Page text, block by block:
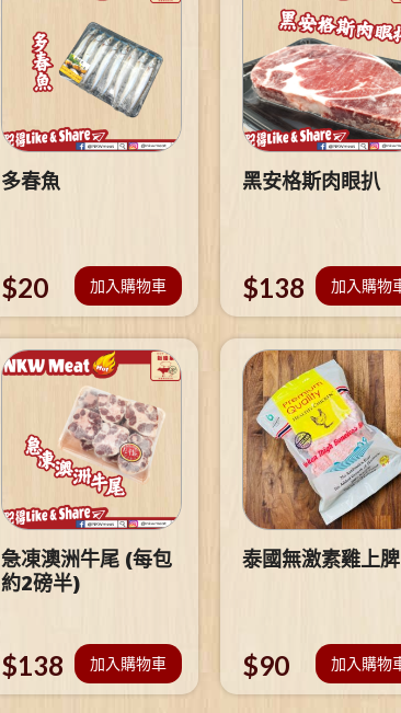
多春魚
$20 加入購物車
黑安格斯肉眼扒
$138 加入購物
急凍澳洲牛尾 (每包
約2磅半)
$138 加入購物車
泰國無激素雞上脾
$90 加入購物